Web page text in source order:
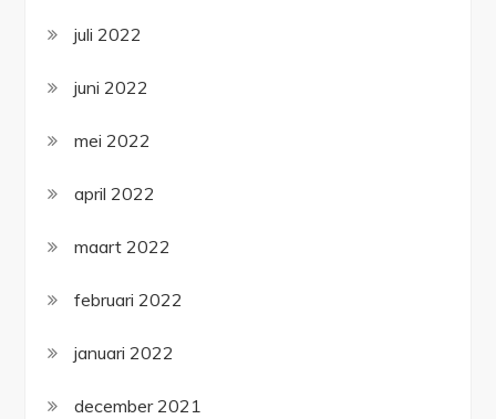
juli 2022
juni 2022
mei 2022
april 2022
maart 2022
februari 2022
januari 2022
december 2021